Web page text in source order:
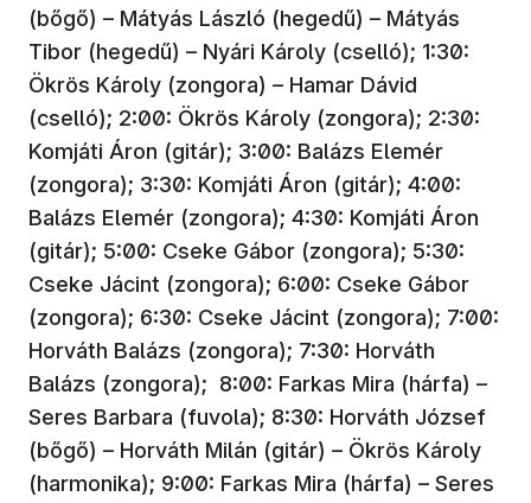
(bőgő) – Mátyás László (hegedű) – Mátyás
Tibor (hegedű) – Nyári Károly (cselló); 1:30:
Ökrös Károly (zongora) – Hamar Dávid
(cselló); 2:00: Ökrös Károly (zongora); 2:30:
Komjáti Áron (gitár); 3:00: Balázs Elemér
(zongora); 3:30: Komjáti Áron (gitár); 4:00:
Balázs Elemér (zongora); 4:30: Komjáti Áron
(gitár); 5:00: Cseke Gábor (zongora); 5:30:
Cseke Jácint (zongora); 6:00: Cseke Gábor
(zongora); 6:30: Cseke Jácint (zongora); 7:00:
Horváth Balázs (zongora); 7:30: Horváth
Balázs (zongora); 8:00: Farkas Mira (hárfa) –
Seres Barbara (fuvola); 8:30: Horváth József
(bőgő) – Horváth Milán (gitár) – Ökrös Károly
(harmonika); 9:00: Farkas Mira (hárfa) – Seres